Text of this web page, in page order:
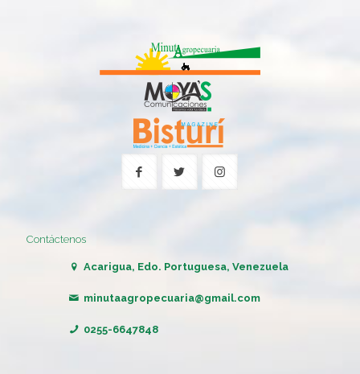
Contáctenos
Acarigua, Edo. Portuguesa, Venezuela
minutaagropecuaria@gmail.com
0255-6647848